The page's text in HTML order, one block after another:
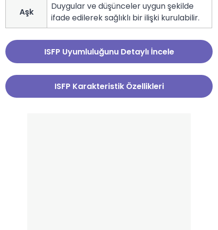
Aşk
Duygular ve düşünceler uygun şekilde
ifade edilerek sağlıklı bir ilişki kurulabilir.
ISFP Uyumluluğunu Detaylı İncele
ISFP Karakteristik Özellikleri